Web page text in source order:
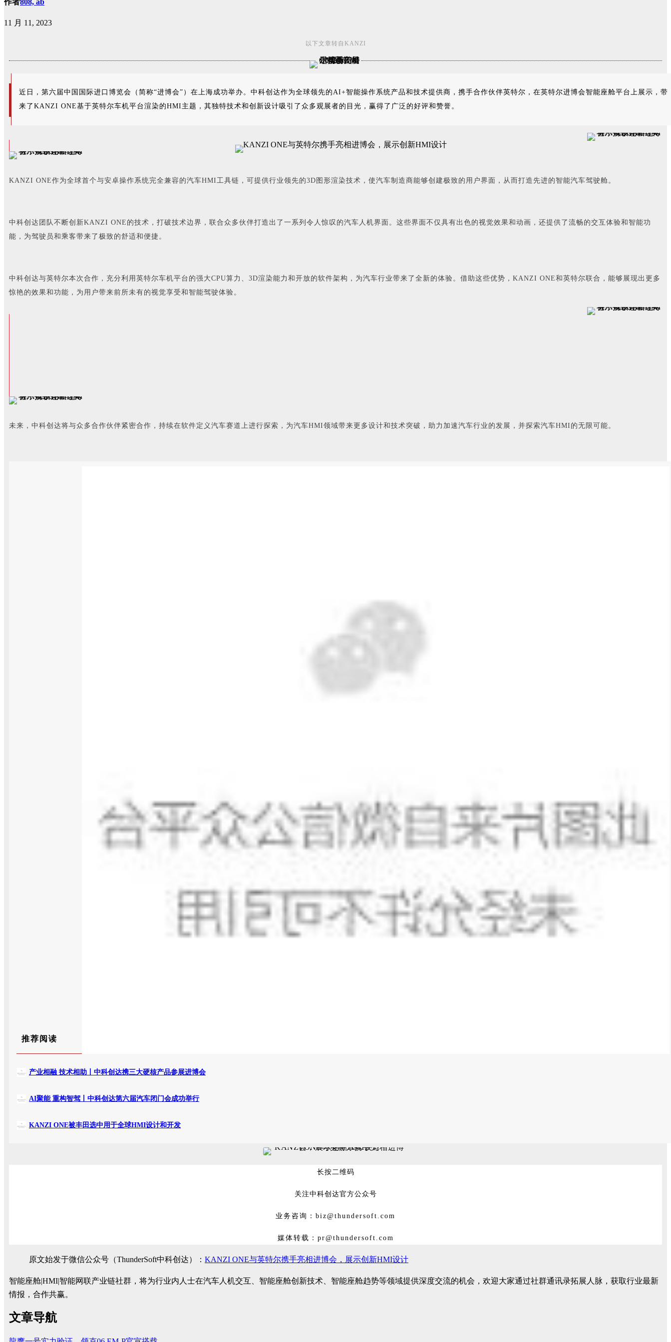
11 月 11, 2023
以下文章转自KANZI
近日，第六届中国国际进口博览会（简称“进博会”）在上海成功举办。中科创达作为全球领先的AI+智能操作系统产品和技术提供商，携手合作伙伴英特尔，在英特尔进博会智能座舱平台上展示，带
来了KANZI ONE基于英特尔车机平台渲染的HMI主题，其独特技术和创新设计吸引了众多观展者的目光，赢得了广泛的好评和赞誉。
KANZI ONE作为全球首个与安卓操作系统完全兼容的汽车HMI工具链，可提供行业领先的3D图形渲染技术，使汽车制造商能够创建极致的用户界面，从而打造先进的智能汽车驾驶舱。
中科创达团队不断创新KANZI ONE的技术，打破技术边界，联合众多伙伴打造出了一系列令人惊叹的汽车人机界面。这些界面不仅具有出色的视觉效果和动画，还提供了流畅的交互体验和智能功
能，为驾驶员和乘客带来了极致的舒适和便捷。
中科创达与英特尔本次合作，充分利用英特尔车机平台的强大CPU算力、3D渲染能力和开放的软件架构，为汽车行业带来了全新的体验。借助这些优势，KANZI ONE和英特尔联合，能够展现出更多
惊艳的效果和功能，为用户带来前所未有的视觉享受和智能驾驶体验。
未来，中科创达将与众多合作伙伴紧密合作，持续在软件定义汽车赛道上进行探索，为汽车HMI领域带来更多设计和技术突破，助力加速汽车行业的发展，并探索汽车HMI的无限可能。
推荐阅读
产业相融 技术相助丨中科创达携三大硬核产品参展进博会
AI聚能 重构智驾丨中科创达第六届汽车闭门会成功举行
KANZI ONE被丰田选中用于全球HMI设计和开发
长按二维码
关注中科创达官方公众号
业务咨询：biz@thundersoft.com
媒体转载：pr@thundersoft.com
原文始发于微信公众号（ThunderSoft中科创达）： KANZI ONE与英特尔携手亮相进博会，展示创新HMI设计
智能座舱|HMI|智能网联产业链社群，将为行业内人士在汽车人机交互、智能座舱创新技术、智能座舱趋势等领域提供深度交流的机会，欢迎大家通过社群通讯录拓展人脉，获取行业最新
情报，合作共赢。
文章导航